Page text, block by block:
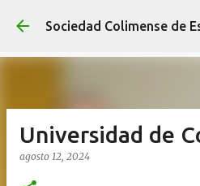
Ir al contenido
Universidad de
agosto 12, 2024